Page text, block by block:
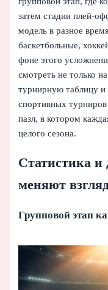
затем стадии плей-
модель в разное
баскетбольные,
фоне этого
смотреть не только
турнирную таблицу
спортивных
пазл, в котором
целого сезона.
Статистика
меняют
Групповой этап